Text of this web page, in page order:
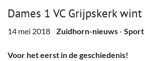
Welzijn & Maatschappij
Bedrijven
Dames 1 VC Grijpskerk
14 mei 2018 Zuidhorn-nieuws- Sport
Voor het eerst in de geschiedenis!